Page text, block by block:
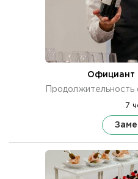
Официант
7